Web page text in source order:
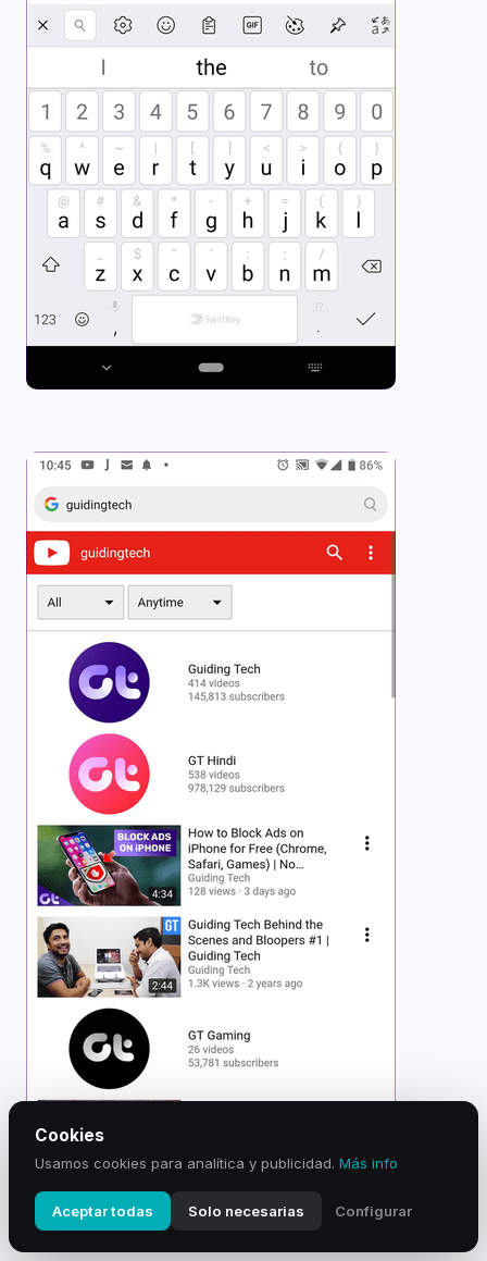
Cookies
Usamos cookies para analítica y publicidad. Más info
Aceptar todas Solo necesarias Configurar